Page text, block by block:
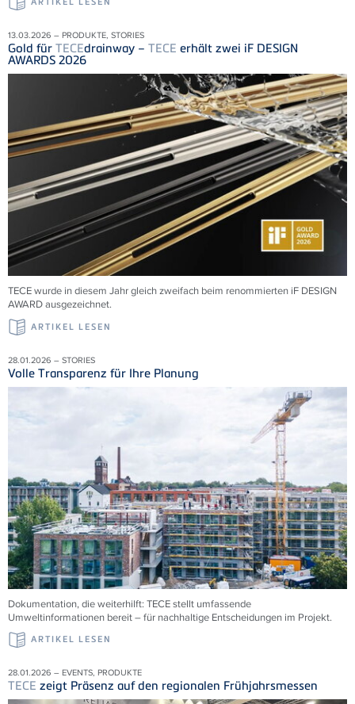
13.03.2026 – PRODUKTE, STORIES
Gold für TECEdrainway – TECE erhält zwei iF DESIGN
AWARDS 2026
TECE wurde in diesem Jahr gleich zweifach beim renommierten iF DESIGN
AWARD ausgezeichnet.
ARTIKEL LESEN
28.01.2026 – STORIES
Volle Transparenz für Ihre Planung
Dokumentation, die weiterhilft: TECEstellt umfassende
Umweltinformationen bereit – für nachhaltige Entscheidungen im Projekt.
ARTIKEL LESEN
28.01.2026 – EVENTS, PRODUKTE
TECE zeigt Präsenz auf den regionalen Frühjahrsmessen